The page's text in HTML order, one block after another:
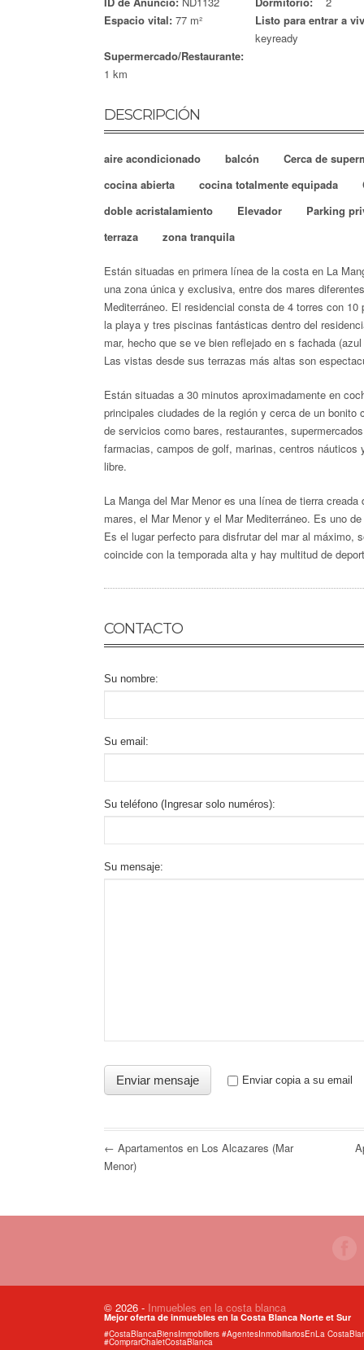
Espacio vital: 77 m²
Listo para entrar a
keyready
Supermercado/Restaurante:
1 km
DESCRIPCIÓN
aire acondicionado balcón
Cerca de
cocina abierta
cocina totalmente equipada
doble acristalamiento
Elevador
Parking
terraza
zona tranquila
Están situadas en primera línea de la costa en La
una zona única y exclusiva, entre dos mares
Mediterráneo. El residencial consta de 4 torres con
la playa y tres piscinas fantásticas dentro del
mar, hecho que se ve bien reflejado en s fachada
Las vistas desde sus terrazas más altas son
Están situadas a 30 minutos aproximadamente en
principales ciudades de la región y cerca de un
de servicios como bares, restaurantes,
farmacias, campos de golf, marinas, centros
libre.
La Manga del Mar Menor es una línea de tierra
mares, el Mar Menor y el Mar Mediterráneo. Es uno
Es el lugar perfecto para disfrutar del mar al máximo,
coincide con la temporada alta y hay multitud de
CONTACTO
Su nombre:
Su email:
Su teléfono (Ingresar solo numéros):
Su mensaje:
Enviar copia a su email
← Apartamentos en Los Alcazares (Mar
Menor)
© 2026 - Inmuebles en la costa blanca
Mejor oferta de inmuebles en la Costa Blanca Norte et Sur
#CostaBlancaBiensImmobiliers #AgentesInmobiliariosEnLa
#ComprarChaletCostaBlanca